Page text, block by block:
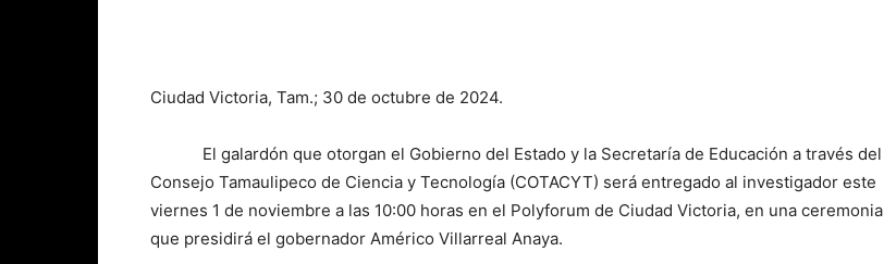
Ciudad Victoria, Tam.; 30 de octubre de 2024.
El galardón que otorgan el Gobierno del Estado y la Secretaría de Educación a través del
Consejo Tamaulipeco de Ciencia y Tecnología (COTACYT) será entregado al investigador este
viernes 1 de noviembre a las 10:00 horas en el Polyforum de Ciudad Victoria, en una ceremonia
que presidirá el gobernador Américo Villarreal Anaya.